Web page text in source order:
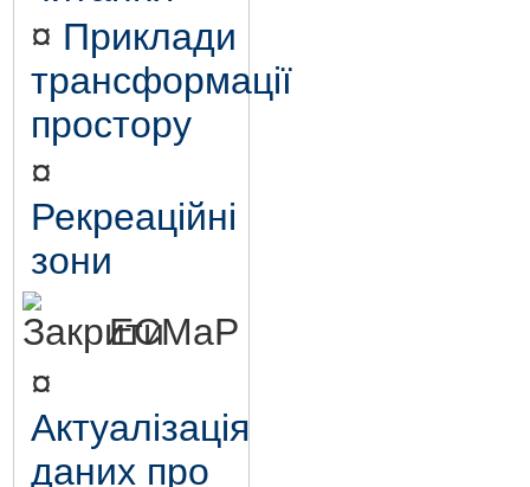
¤ Приклади
трансформації
простору
¤
Рекреаційні
зони
ЕСМаР
¤
Актуалізація
даних про